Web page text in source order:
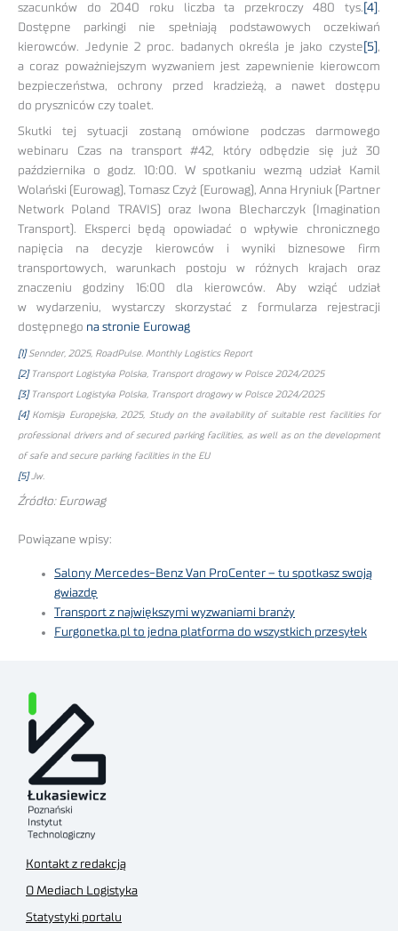
szacunków do 2040 roku liczba ta przekroczy 480 tys. [4] .
Dostępne parkingi nie spełniają podstawowych oczekiwań
kierowców. Jedynie 2 proc. badanych określa je jako czyste [5] ,
a coraz poważniejszym wyzwaniem jest zapewnienie kierowcom
bezpieczeństwa, ochrony przed kradzieżą, a nawet dostępu
do pryszniców czy toalet.
Skutki tej sytuacji zostaną omówione podczas darmowego
webinaru Czas na transport #42, który odbędzie się już 30
października o godz. 10:00. W spotkaniu wezmą udział Kamil
Wolański (Eurowag), Tomasz Czyż (Eurowag), Anna Hryniuk (Partner
Network Poland TRAVIS) oraz Iwona Blecharczyk (Imagination
Transport). Eksperci będą opowiadać o wpływie chronicznego
napięcia na decyzje kierowców i wyniki biznesowe firm
transportowych, warunkach postoju w różnych krajach oraz
znaczeniu godziny 16:00 dla kierowców. Aby wziąć udział
w wydarzeniu, wystarczy skorzystać z formularza rejestracji
dostępnego na stronie Eurowag
[1]Sennder, 2025, RoadPulse. Monthly Logistics Report
[2]Transport Logistyka Polska, Transport drogowy w Polsce 2024/2025
[3]Transport Logistyka Polska, Transport drogowy w Polsce 2024/2025
[4]Komisja Europejska, 2025, Study on the availability of suitable rest facilities for
professional drivers and of secured parking facilities, as well as on the development
of safe and secure parking facilities in the EU
[5]Jw.
Źródło: Eurowag
Powiązane wpisy:
Salony Mercedes-Benz Van ProCenter – tu spotkasz swoją
gwiazdę
Transport z największymi wyzwaniami branży
Furgonetka.pl to jedna platforma do wszystkich przesyłek
Kontakt z redakcją
O Mediach Logistyka
Statystyki portalu